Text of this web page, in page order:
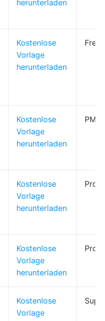
herunterladen
Kostenlose
Vorlage
herunterladen
Kostenlose
Vorlage
herunterladen
Kostenlose
Vorlage
herunterladen
Kostenlose
Vorlage
herunterladen
Kostenlose
Vorlage